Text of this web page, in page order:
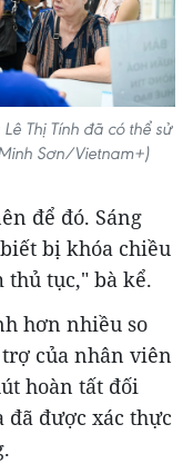
Thị Tính đã có thể sử
Sơn/Vietnam+)
để đó. Sáng
bị khóa chiều
tục," bà kể.
hơn nhiều so
của nhân viên
hoàn tất đối
đã được xác thực